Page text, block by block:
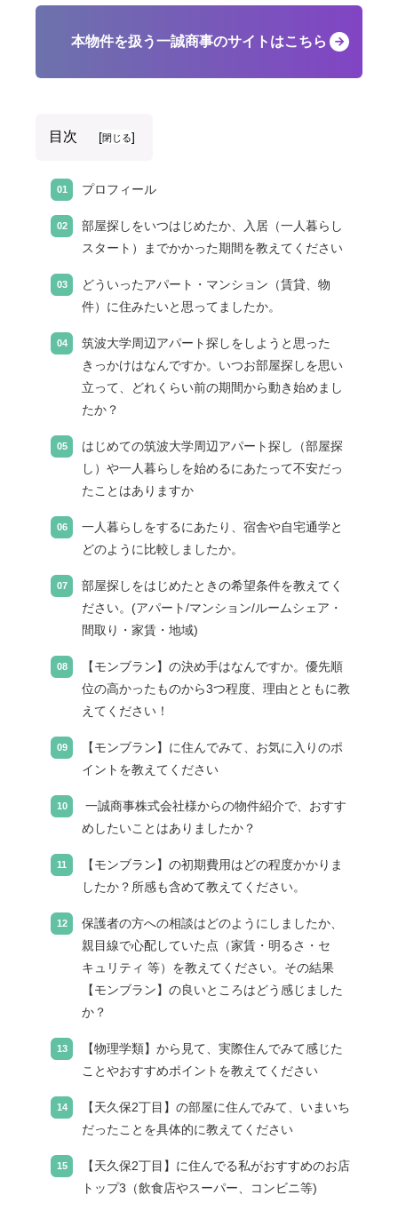
本物件を扱う一誠商事のサイトはこちら
目次 [閉じる]
プロフィール
部屋探しをいつはじめたか、入居（一人暮らし
スタート）までかかった期間を教えてください
どういったアパート・マンション（賃貸、物
件）に住みたいと思ってましたか。
筑波大学周辺アパート探しをしようと思った
きっかけはなんですか。いつお部屋探しを思い
立って、どれくらい前の期間から動き始めまし
たか？
はじめての筑波大学周辺アパート探し（部屋探
し）や一人暮らしを始めるにあたって不安だっ
たことはありますか
一人暮らしをするにあたり、宿舎や自宅通学と
どのように比較しましたか。
部屋探しをはじめたときの希望条件を教えてく
ださい。(アパート/マンション/ルームシェア・
間取り・家賃・地域)
【モンブラン】の決め手はなんですか。優先順
位の高かったものから3つ程度、理由とともに教
えてください！
【モンブラン】に住んでみて、お気に入りのポ
イントを教えてください
一誠商事株式会社様からの物件紹介で、おすす
めしたいことはありましたか？
【モンブラン】の初期費用はどの程度かかりま
したか？所感も含めて教えてください。
保護者の方への相談はどのようにしましたか、
親目線で心配していた点（家賃・明るさ・セ
キュリティ 等）を教えてください。その結果
【モンブラン】の良いところはどう感じました
か？
【物理学類】から見て、実際住んでみて感じた
ことやおすすめポイントを教えてください
【天久保2丁目】の部屋に住んでみて、いまいち
だったことを具体的に教えてください
【天久保2丁目】に住んでる私がおすすめのお店
トップ3（飲食店やスーパー、コンビニ等)